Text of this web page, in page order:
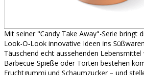
Mit seiner "Candy Take Away"-Serie bringt
Look-O-Look innovative Ideen ins
Täuschend echt aussehenden Lebensmittel
Barbecue-Spieße oder Torten bestehen
Fruchtgummi und Schaumzucker – und